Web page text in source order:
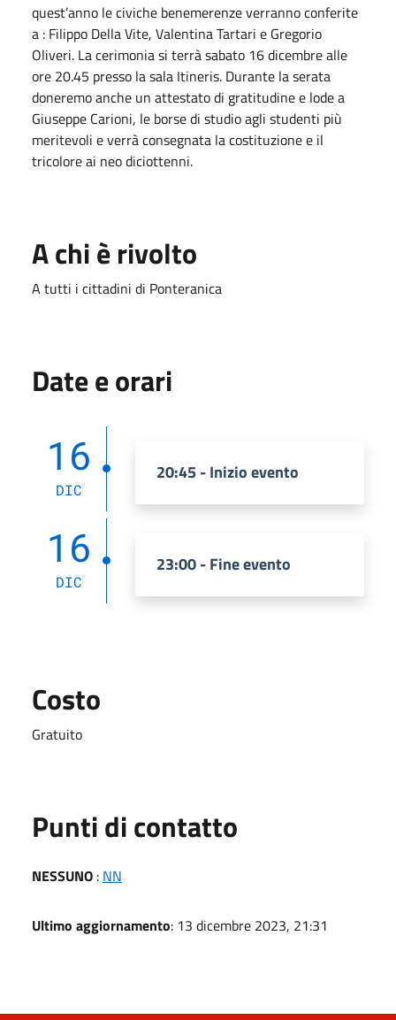
quest’anno le civiche benemerenze verranno conferite
a : Filippo Della Vite, Valentina Tartari e Gregorio
Oliveri. La cerimonia si terrà sabato 16 dicembre alle
ore 20.45 presso la sala Itineris. Durante la serata
doneremo anche un attestato di gratitudine e lode a
Giuseppe Carioni, le borse di studio agli studenti più
meritevoli e verrà consegnata la costituzione e il
tricolore ai neo diciottenni.
A chi è rivolto
A tutti i cittadini di Ponteranica
Date e orari
16
DIC
20:45 - Inizio evento
16
DIC
23:00 - Fine evento
Costo
Gratuito
Punti di contatto
NESSUNO : NN
Ultimo aggiornamento: 13 dicembre 2023, 21:31